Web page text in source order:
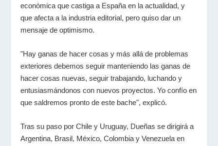
económica que castiga a España en la actualidad, y
que afecta a la industria editorial, pero quiso dar un
mensaje de optimismo.
"Hay ganas de hacer cosas y más allá de problemas
exteriores debemos seguir manteniendo las ganas de
hacer cosas nuevas, seguir trabajando, luchando y
entusiasmándonos con nuevos proyectos. Yo confío en
que saldremos pronto de este bache", explicó.
Tras su paso por Chile y Uruguay, Dueñas se dirigirá a
Argentina, Brasil, México, Colombia y Venezuela en